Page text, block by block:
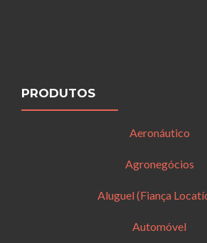
PRODUTOS
Aeronáutico
Agronegócios
Aluguel (Fiança
Automóvel